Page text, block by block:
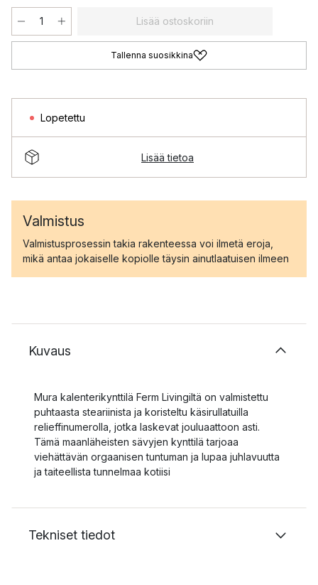
Lisää ostoskoriin
Tallenna suosikkina
Lopetettu
Lisää tietoa
Valmistus
Valmistusprosessin takia rakenteessa voi ilmetä eroja,
mikä antaa jokaiselle kopiolle täysin ainutlaatuisen ilmeen
Kuvaus
Mura kalenterikynttilä Ferm Livingiltä on valmistettu
puhtaasta steariinista ja koristeltu käsirullatuilla
relieffinumerolla, jotka laskevat jouluaattoon asti.
Tämä maanläheisten sävyjen kynttilä tarjoaa
viehättävän orgaanisen tuntuman ja lupaa juhlavuutta
ja taiteellista tunnelmaa kotiisi
Tekniset tiedot